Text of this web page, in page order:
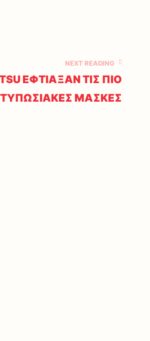
NEXT READING
ΕΦΤΙΑΞΑΝ ΤΙΣ ΠΙΟ
ΜΑΣΚΕΣ